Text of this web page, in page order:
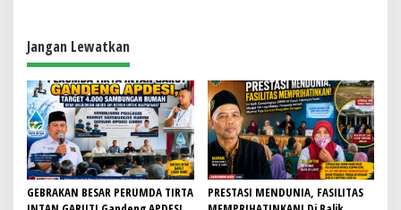
Jangan Lewatkan
GEBRAKAN BESAR PERUMDA TIRTA
PRESTASI MENDUNIA, FASILITAS